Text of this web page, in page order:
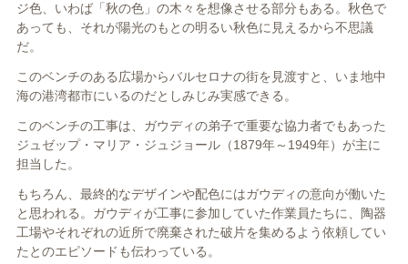
ジ色、いわば「秋の色」の木々を想像させる部分もある。秋色で
あっても、それが陽光のもとの明るい秋色に見えるから不思議
だ。
このベンチのある広場からバルセロナの街を見渡すと、いま地中
海の港湾都市にいるのだとしみじみ実感できる。
このベンチの工事は、ガウディの弟子で重要な協力者でもあった
ジュゼップ・マリア・ジュジョール（1879年～ 1949年）が主に
担当した。
もちろん、最終的なデザインや配色にはガウディの意向が働いた
と思われる。ガウディが工事に参加していた作業員たちに、陶器
工場やそれぞれの近所で廃棄された破片を集めるよう依頼してい
たとのエピソードも伝わっている。